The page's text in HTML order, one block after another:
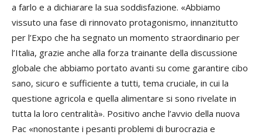
a farlo e a dichiarare la sua soddisfazione. «Abbiamo
vissuto una fase di rinnovato protagonismo, innanzitutto
per l’Expo che ha segnato un momento straordinario per
l’Italia, grazie anche alla forza trainante della discussione
globale che abbiamo portato avanti su come garantire cibo
sano, sicuro e sufficiente a tutti, tema cruciale, in cui la
questione agricola e quella alimentare si sono rivelate in
tutta la loro centralità». Positivo anche l’avvio della nuova
Pac «nonostante i pesanti problemi di burocrazia e